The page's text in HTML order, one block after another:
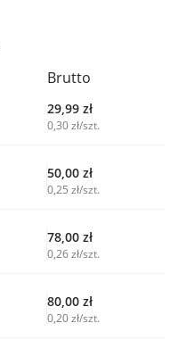
Brutto
29,99 zł
0,30 zł/szt.
50,00 zł
0,25 zł/szt.
78,00 zł
0,26 zł/szt.
80,00 zł
0,20 zł/szt.